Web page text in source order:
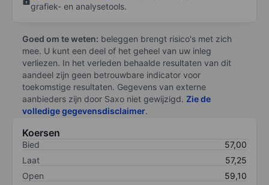
grafiek- en analysetools.
Goed om te weten: beleggen brengt risico's met zich
mee. U kunt een deel of het geheel van uw inleg
verliezen. In het verleden behaalde resultaten van dit
aandeel zijn geen betrouwbare indicator voor
toekomstige resultaten. Gegevens van externe
aanbieders zijn door Saxo niet gewijzigd. Zie de
volledige gegevensdisclaimer.
Koersen
Bied
57,00
Laat
57,25
Open
59,10